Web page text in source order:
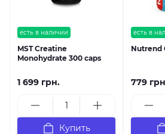
есть в наличии
MST Creatine
Monohydrate 300 caps
1 699 грн.
Купить
есть в
Nutrend
779